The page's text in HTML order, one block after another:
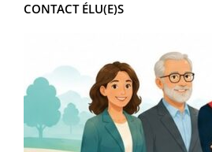
CONTACT ÉLU(E)S